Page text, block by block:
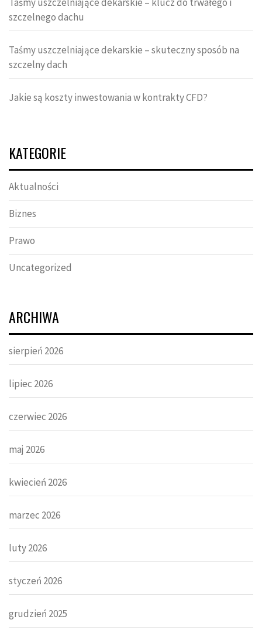
szczelnego dachu
Taśmy uszczelniające dekarskie – skuteczny sposób na
szczelny dach
Jakie są koszty inwestowania w kontrakty CFD?
KATEGORIE
Aktualności
Biznes
Prawo
Uncategorized
ARCHIWA
sierpień 2026
lipiec 2026
czerwiec 2026
maj 2026
kwiecień 2026
marzec 2026
luty 2026
styczeń 2026
grudzień 2025